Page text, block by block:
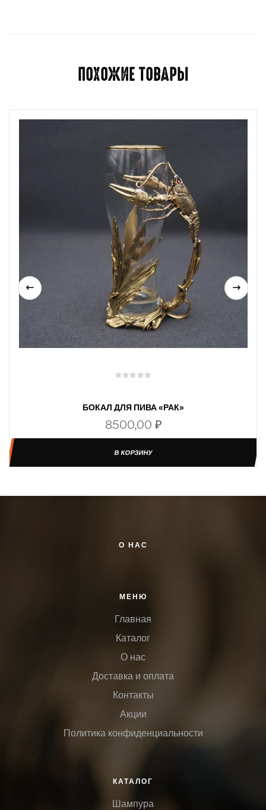
ПОХОЖИЕ ТОВАРЫ
БОКАЛ ДЛЯ ПИВА «РАК»
8500,00 ₽
В КОРЗИНУ
О НАС
МЕНЮ
Главная
Каталог
О нас
Доставка и оплата
Контакты
Акции
Политика конфиденциальности
КАТАЛОГ
Шампура